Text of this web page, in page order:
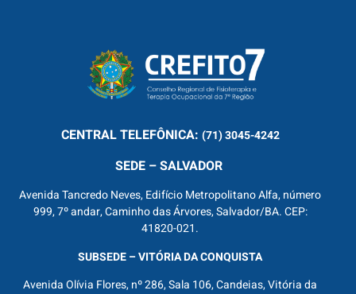
CENTRALTELEFÔNICA: (71) 3045-4242
SEDE – SALVADOR
Avenida Tancredo Neves, Edifício Metropolitano Alfa, número
999, 7º andar, Caminho das Árvores, Salvador/BA. CEP:
41820-021.
SUBSEDE – VITÓRIA DA CONQUISTA
Avenida Olívia Flores, nº 286, Sala 106, Candeias, Vitória da